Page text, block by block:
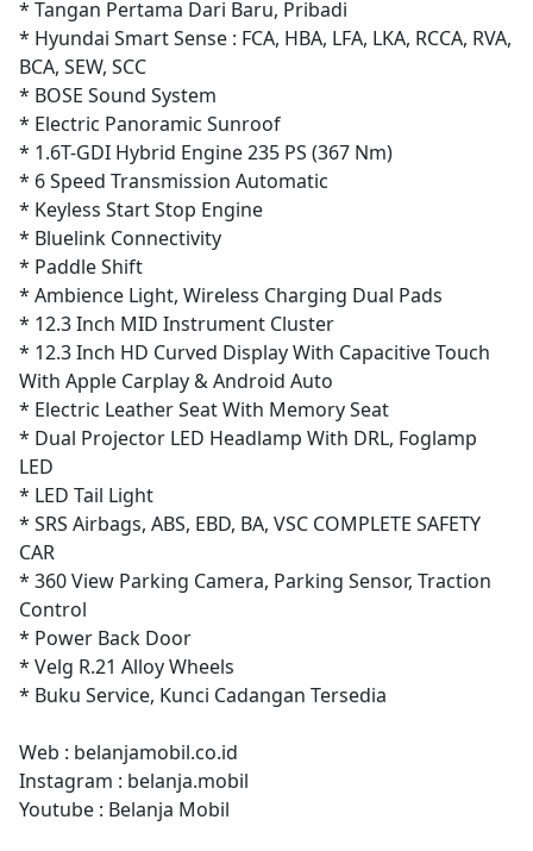
* Tangan Pertama Dari Baru, Pribadi
* Hyundai Smart Sense : FCA, HBA, LFA, LKA, RCCA, RVA,
BCA, SEW, SCC
* BOSE Sound System
* Electric Panoramic Sunroof
* 1.6T-GDI Hybrid Engine 235 PS (367 Nm)
* 6 Speed Transmission Automatic
* Keyless Start Stop Engine
* Bluelink Connectivity
* Paddle Shift
* Ambience Light, Wireless Charging Dual Pads
* 12.3 Inch MID Instrument Cluster
* 12.3 Inch HD Curved Display With Capacitive Touch
With Apple Carplay & Android Auto
* Electric Leather Seat With Memory Seat
* Dual Projector LED Headlamp With DRL, Foglamp
LED
* LED Tail Light
* SRS Airbags, ABS, EBD, BA, VSC COMPLETE SAFETY
CAR
* 360 View Parking Camera, Parking Sensor, Traction
Control
* Power Back Door
* Velg R.21 Alloy Wheels
* Buku Service, Kunci Cadangan Tersedia
Web : belanjamobil.co.id
Instagram : belanja.mobil
Youtube : Belanja Mobil